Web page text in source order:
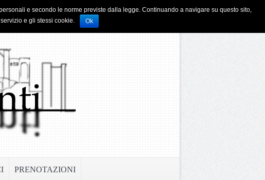
PRENOTAZIONI
e secondo le norme previste dalla legge. Continuando a navigare su questo sito,
e gli stessi cookie.
Ok